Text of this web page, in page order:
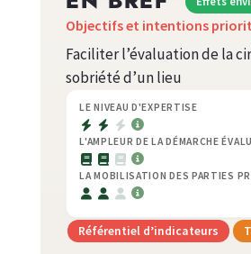
Objectifs et intentions
Faciliter l’évaluation de la
sobriété d’un lieu
LE NIVEAU D'EXPERTISE
L'AMPLEUR DE LA DÉMARCHE
LA MOBILISATION DES PARTIES
Référentiel d’indicateurs